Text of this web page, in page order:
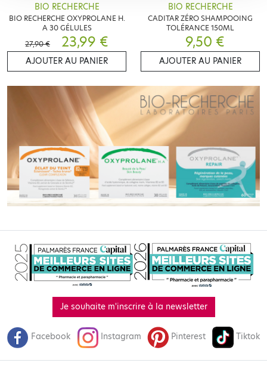
BIO RECHERCHE
BIO RECHERCHE OXYPROLANE H.
A 30 GÉLULES
27,90 €
23,99 €
AJOUTER AU PANIER
BIO RECHERCHE
CADITAR ZÉRO SHAMPOOING
TOLÉRANCE 150ML
9,50 €
AJOUTER AU PANIER
Je souhaite m'inscrire à la newsletter
Facebook Instagram Pinterest Tiktok